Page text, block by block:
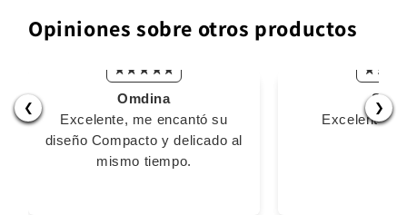
Opiniones sobre otros productos
❮ ❯
Omdina
Excelente, me encantó su
diseño Compacto y delicado al
mismo tiempo.
Excelente